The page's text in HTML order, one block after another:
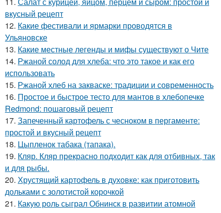
вкусный рецепт
12. Какие фестивали и ярмарки проводятся в
Ульяновске
13. Какие местные легенды и мифы существуют о Чите
14. Ржаной солод для хлеба: что это такое и как его
использовать
15. Ржаной хлеб на закваске: традиции и современность
16. Простое и быстрое тесто для мантов в хлебопечке
Redmond: пошаговый рецепт
17. Запеченный картофель с чесноком в пергаменте:
простой и вкусный рецепт
18. Цыпленок табака (тапака).
19. Кляр. Кляр прекрасно подходит как для отбивных, так
и для рыбы.
20. Хрустящий картофель в духовке: как приготовить
дольками с золотистой корочкой
21. Какую роль сыграл Обнинск в развитии атомной